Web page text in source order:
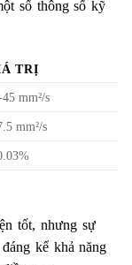
số thông số kỹ
TRỊ
mm²/s
mm²/s
tốt, nhưng sự
kể khả năng